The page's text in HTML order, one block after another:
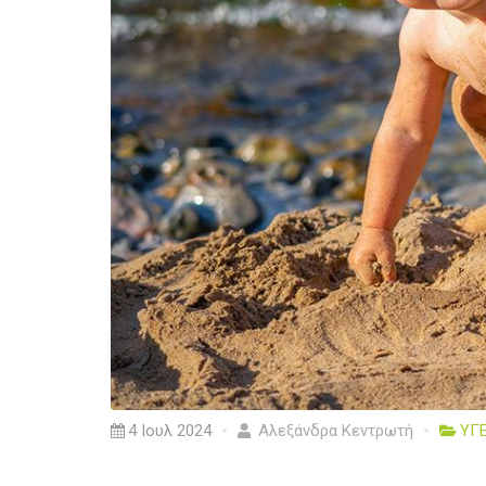
4 Ιουλ 2024 Αλεξάνδρα Κεντρωτή